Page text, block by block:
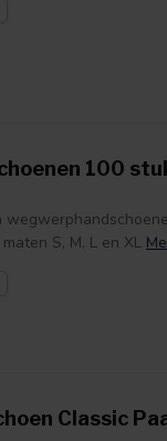
100
S, M, L en XL
Classic